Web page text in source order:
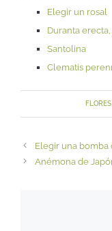
Elegir un rosal
Duranta
Santolina
Clematis
Elegir una bomba
Anémona de